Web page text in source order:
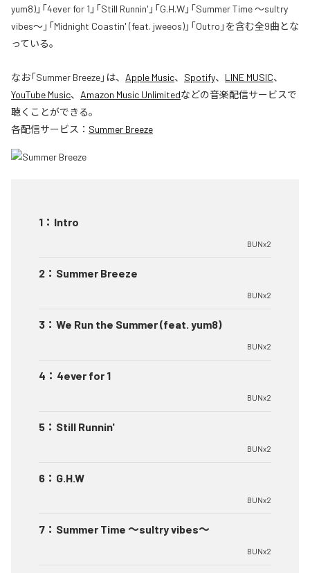
yum8)」「4ever for 1」「Still Runnin'」「G.H.W」「Summer Time 〜sultry
vibes〜」「Midnight Coastin' (feat. jweeos)」「Outro」を含む全9曲とな
っている。
なお「Summer Breeze」は、 Apple Music、 Spotify、 LINE MUSIC、
YouTube Music、 Amazon Music Unlimitedなどの音楽配信サービスで
聴くことができる。
各配信サービス： Summer Breeze
1 ： Intro
BUNx2
2 ： Summer Breeze
BUNx2
3 ： We Run the Summer (feat. yum8)
BUNx2
4 ： 4ever for 1
BUNx2
5 ： Still Runnin'
BUNx2
6 ： G.H.W
BUNx2
7 ： Summer Time 〜sultry vibes〜
BUNx2